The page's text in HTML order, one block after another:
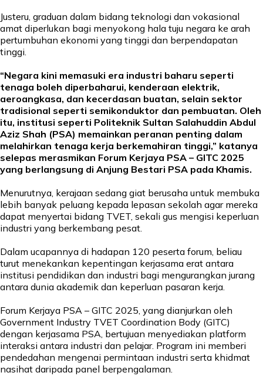
Justeru, graduan dalam bidang teknologi dan vokasional
amat diperlukan bagi menyokong hala tuju negara ke arah
pertumbuhan ekonomi yang tinggi dan berpendapatan
tinggi.
“Negara kini memasuki era industri baharu seperti
tenaga boleh diperbaharui, kenderaan elektrik,
aeroangkasa, dan kecerdasan buatan, selain sektor
tradisional seperti semikonduktor dan pembuatan. Oleh
itu, institusi seperti Politeknik Sultan Salahuddin Abdul
Aziz Shah (PSA) memainkan peranan penting dalam
melahirkan tenaga kerja berkemahiran tinggi,” katanya
selepas merasmikan Forum Kerjaya PSA – GITC 2025
yang berlangsung di Anjung Bestari PSA pada Khamis.
Menurutnya, kerajaan sedang giat berusaha untuk membuka
lebih banyak peluang kepada lepasan sekolah agar mereka
dapat menyertai bidang TVET, sekali gus mengisi keperluan
industri yang berkembang pesat.
Dalam ucapannya di hadapan 120 peserta forum, beliau
turut menekankan kepentingan kerjasama erat antara
institusi pendidikan dan industri bagi mengurangkan jurang
antara dunia akademik dan keperluan pasaran kerja.
Forum Kerjaya PSA – GITC 2025, yang dianjurkan oleh
Government Industry TVET Coordination Body (GITC)
dengan kerjasama PSA, bertujuan menyediakan platform
interaksi antara industri dan pelajar. Program ini memberi
pendedahan mengenai permintaan industri serta khidmat
nasihat daripada panel berpengalaman.